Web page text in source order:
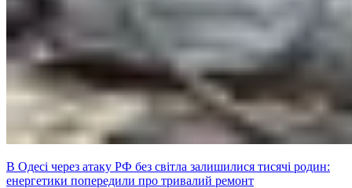
В Одесі через атаку РФ без світла залишилися тисячі родин:
енергетики попередили про тривалий ремонт